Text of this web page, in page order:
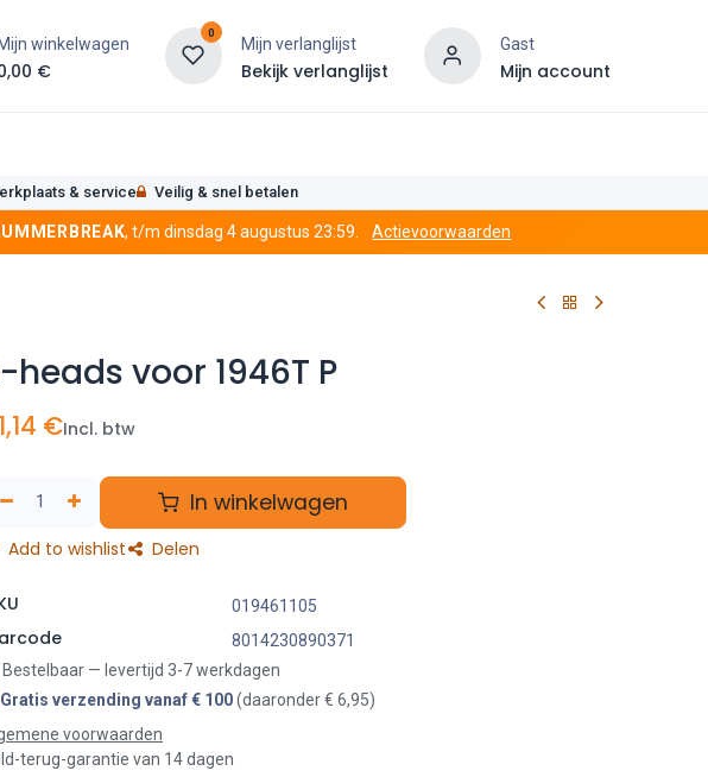
winkelwagen
€
0
Mijn verlanglijst
Bekijk verlanglijst
Gast
Mijn account
& service Veilig & snel betalen
, t/m dinsdag 4 augustus 23:59. Actievoorwaarden
heads voor 1946T P
€Incl. btw
In winkelwagen
Add to wishlist Delen
019461105
8014230890371
Bestelbaar — levertijd 3-7 werkdagen
Gratis verzending vanaf € 100(daaronder € 6,95)
voorwaarden
terug-garantie van 14 dagen